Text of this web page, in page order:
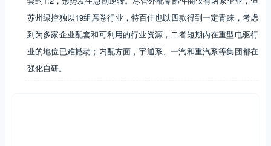
苏州绿控独以19组席卷行业，特百佳也以四款得到一定青睐，考虑
到为多家企业配套和可利用的行业资源，二者短期内在重型电驱行
业的地位已难撼动；内配方面，宇通系、一汽和重汽系等集团都在
强化自研。